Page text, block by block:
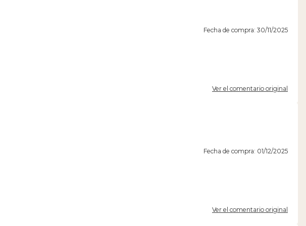
Fecha de compra: 30/11/2025
Ver el comentario original
Fecha de compra: 01/12/2025
Ver el comentario original